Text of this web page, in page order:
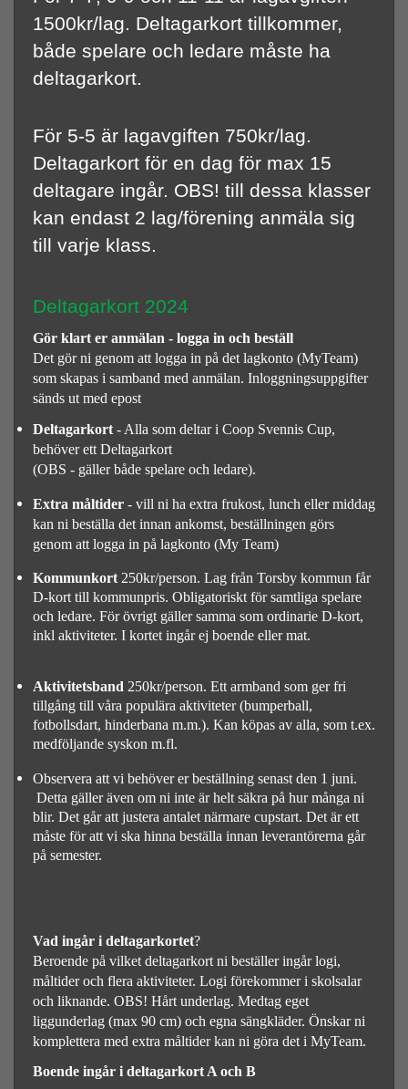
1500kr/lag. Deltagarkort tillkommer,
både spelare och ledare måste ha
deltagarkort.
För 5-5 är lagavgiften 750kr/lag.
Deltagarkort för en dag för max 15
deltagare ingår. OBS! till dessa klasser
kan endast 2 lag/förening anmäla sig
till varje klass.
Deltagarkort 2024
Gör klart er anmälan - logga in och beställ
Det gör ni genom att logga in på det lagkonto (MyTeam)
som skapas i samband med anmälan. Inloggningsuppgifter
sänds ut med epost
Deltagarkort - Alla som deltar i Coop Svennis Cup,
behöver ett Deltagarkort
(OBS - gäller både spelare och ledare).
Extra måltider - vill ni ha extra frukost, lunch eller middag
kan ni beställa det innan ankomst, beställningen görs
genom att logga in på lagkonto (My Team)
Kommunkort 250kr/person. Lag från Torsby kommun får
D-kort till kommunpris. Obligatoriskt för samtliga spelare
och ledare. För övrigt gäller samma som ordinarie D-kort,
inkl aktiviteter. I kortet ingår ej boende eller mat.
Aktivitetsband 250kr/person. Ett armband som ger fri
tillgång till våra populära aktiviteter (bumperball,
fotbollsdart, hinderbana m.m.). Kan köpas av alla, som t.ex.
medföljande syskon m.fl.
Observera att vi behöver er beställning senast den 1 juni.
Detta gäller även om ni inte är helt säkra på hur många ni
blir. Det går att justera antalet närmare cupstart. Det är ett
måste för att vi ska hinna beställa innan leverantörerna går
på semester.
Vad ingår i deltagarkortet?
Beroende på vilket deltagarkort ni beställer ingår logi,
måltider och flera aktiviteter. Logi förekommer i skolsalar
och liknande. OBS! Hårt underlag. Medtag eget
liggunderlag (max 90 cm) och egna sängkläder. Önskar ni
komplettera med extra måltider kan ni göra det i MyTeam.
Boende ingår i deltagarkort A och B